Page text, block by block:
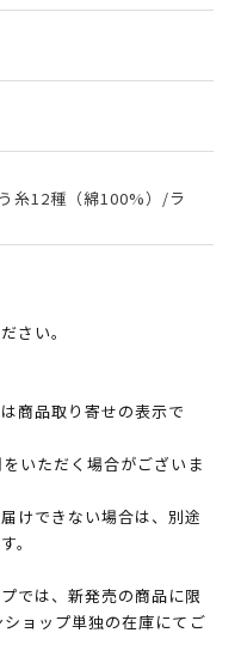
糸12種（綿100%）/ラ
さい。
商品取り寄せの表示で
いただく場合がございま
けできない場合は、別途
。
では、新発売の商品に限
ョップ単独の在庫にてご